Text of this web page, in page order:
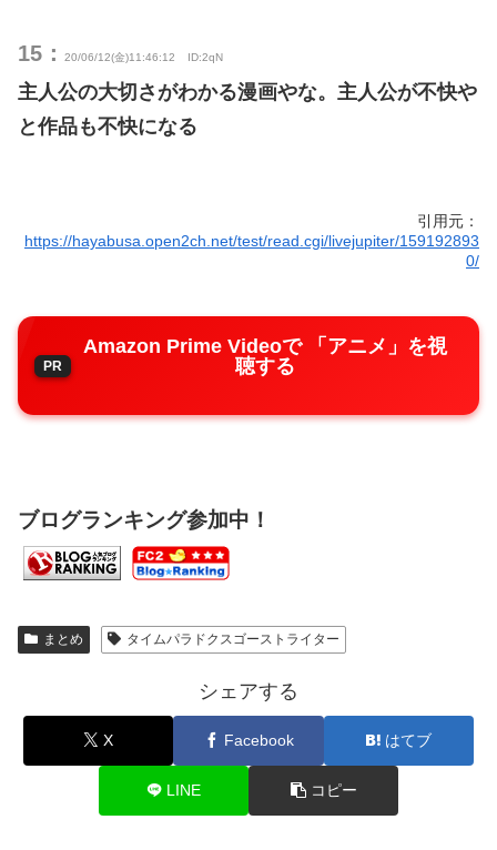
15： 20/06/12(金)11:46:12 ID:2qN
主人公の大切さがわかる漫画やな。主人公が不快や
と作品も不快になる
引用元：
https://hayabusa.open2ch.net/test/read.cgi/livejupiter/159192893
0/
Amazon Prime Videoで 「アニメ」を視
聴する
ブログランキング参加中！
まとめ タイムパラドクスゴーストライター
シェアする
X Facebook はてブ
LINE コピー